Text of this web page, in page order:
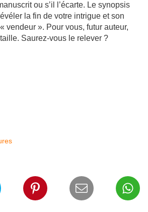
ou s’il l’écarte. Le synopsis
la fin de votre intrigue et son
vendeur ». Pour vous, futur auteur,
taille. Saurez-vous le relever ?